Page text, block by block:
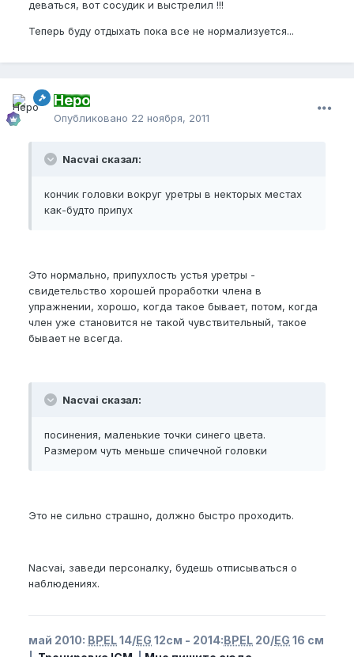
деваться, вот сосудик и выстрелил !!!
Теперь буду отдыхать пока все не нормализуется...
Неро
Опубликовано 22 ноября, 2011
Nacvai сказал:
кончик головки вокруг уретры в некторых местах
как-будто припух
Это нормально, припухлость устья уретры -
свидетельство хорошей проработки члена в
упражнении, хорошо, когда такое бывает, потом, когда
член уже становится не такой чувствительный, такое
бывает не всегда.
Nacvai сказал:
посинения, маленькие точки синего цвета.
Размером чуть меньше спичечной головки
Это не сильно страшно, должно быстро проходить.
Nacvai, заведи персоналку, будешь отписываться о
наблюдениях.
май 2010: BPEL14/EG 12см - 2014:BPEL 20/EG 16 см